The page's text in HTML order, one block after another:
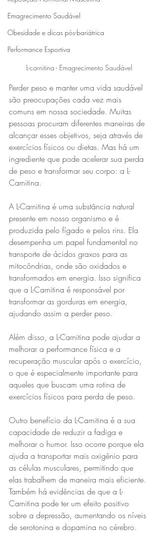
Emagrecimento Saudável
Obesidade e dicas pós-bariátrica
Performance Esportiva
L-carnitina - Emagrecimento Saudável
Perder peso e manter uma vida saudável
são preocupações cada vez mais
comuns em nossa sociedade. Muitas
pessoas procuram diferentes maneiras de
alcançar esses objetivos, seja através de
exercícios físicos ou dietas. Mas há um
ingrediente que pode acelerar sua perda
de peso e transformar seu corpo: a L-
Carnitina.
A L-Carnitina é uma substância natural
presente em nosso organismo e é
produzida pelo fígado e pelos rins. Ela
desempenha um papel fundamental no
transporte de ácidos graxos para as
mitocôndrias, onde são oxidados e
transformados em energia. Isso significa
que a L-Carnitina é responsável por
transformar as gorduras em energia,
ajudando assim a perder peso.
Além disso, a L-Carnitina pode ajudar a
melhorar a performance física e a
recuperação muscular após o exercício,
o que é especialmente importante para
aqueles que buscam uma rotina de
exercícios físicos para perda de peso.
Outro benefício da L-Carnitina é a sua
capacidade de reduzir a fadiga e
melhorar o humor. Isso ocorre porque ela
ajuda a transportar mais oxigênio para
as células musculares, permitindo que
elas trabalhem de maneira mais eficiente.
Também há evidências de que a L-
Carnitina pode ter um efeito positivo
sobre a depressão, aumentando os níveis
de serotonina e dopamina no cérebro.